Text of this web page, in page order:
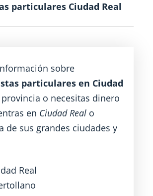
particulares Ciudad Real
sobre
particulares en Ciudad
o necesitas dinero
en Ciudad Real o
de sus grandes ciudades y
Real